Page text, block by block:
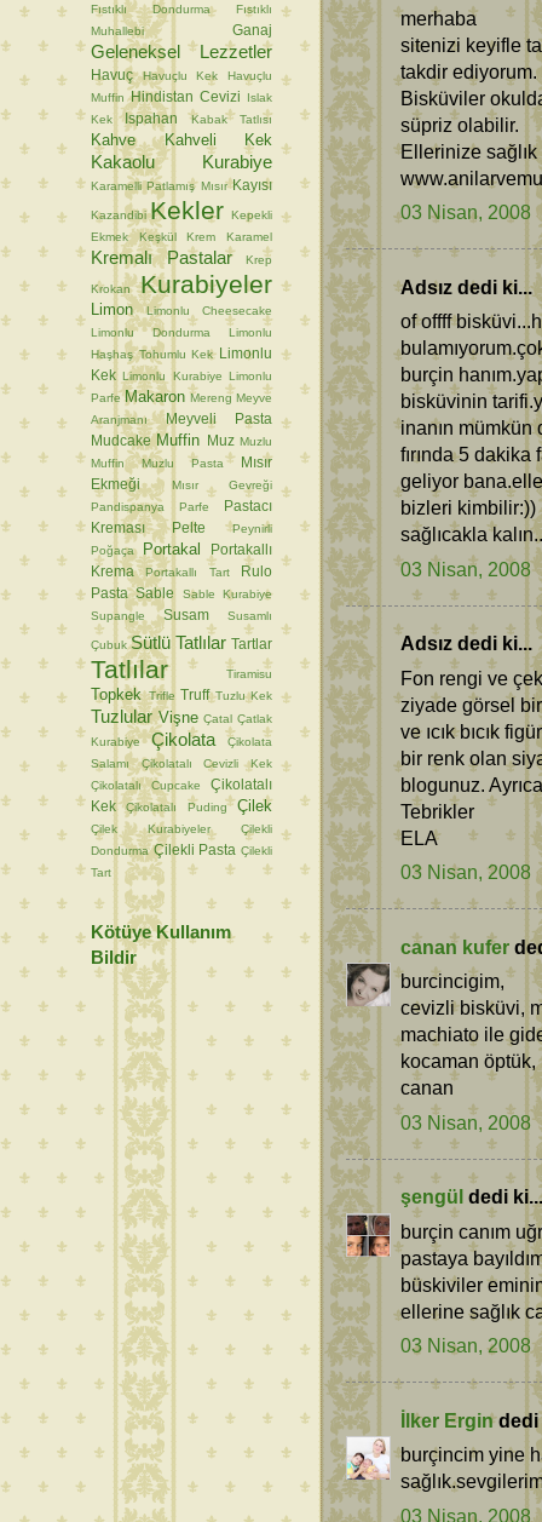
merhaba
sitenizi keyifle
takdir ediyorum.
Bisküviler
süpriz olabilir.
Ellerinize sağlık
03 Nisan, 2008
Adsız dedi ki...
of offff
burçin
bisküvinin
inanın mümkün
fırında 5
geliyor
bizleri kimbilir:))
sağlıcakla
03 Nisan, 2008
Adsız dedi ki...
Fon rengi ve
ziyade görsel
ve ıcık bıcık
bir renk olan
blogunuz.
Tebrikler
ELA
03 Nisan, 2008
canan kufer
burcincigim,
cevizli bisküvi,
machiato ile
kocaman öptük,
canan
03 Nisan, 2008
şengül dedi ki...
burçin canım
pastaya
büskiviler
ellerine sağlık
03 Nisan, 2008
İlker Ergindedi
burçincim yine
03 Nisan, 2008
Fıstıklı Dondurma
Fıstıklı
Muhallebi
Ganaj
Geleneksel Lezzetler
Havuç Havuçlu Kek
Havuçlu
Muffin Hindistan Cevizi
Islak
Kek
Ispahan Kabak Tatlısı
Kahve Kahveli Kek
Kakaolu Kurabiye
Karamelli Patlamış Mısır Kayısı
Kazandibi Kekler Kepekli
Ekmek
Keşkül Krem Karamel
Kremalı Pastalar Krep
Krokan Kurabiyeler
Limon
Limonlu Cheesecake
Limonlu Dondurma
Limonlu
Haşhaş Tohumlu Kek
Limonlu
Kek Limonlu Kurabiye Limonlu
Parfe Makaron Mereng Meyve
Aranjmanı
Meyveli Pasta
Mudcake Muffin Muz Muzlu
Muffin
Muzlu Pasta
Mısır
Ekmeği
Mısır Gevreği
Pandispanya
Parfe
Pastacı
Kreması
Pelte
Peynirli
Poğaça
Portakal
Portakallı
Krema
Portakallı Tart
Rulo
Pasta Sable
Sable Kurabiye
Supangle
Susam Susamlı
Çubuk Sütlü Tatlılar Tartlar
Tatlılar Tiramisu
Topkek Trifle Truff Tuzlu Kek
Tuzlular Vişne Çatal Çatlak
Kurabiye
Çikolata
Çikolata
Salamı
Çikolatalı Cevizli Kek
Çikolatalı Cupcake
Çikolatalı
Kek
Çikolatalı Puding Çilek
Çilek Kurabiyeler
Çilekli
Dondurma Çilekli Pasta Çilekli
Tart
Kötüye Kullanım
Bildir